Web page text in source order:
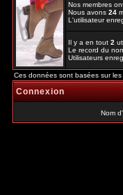
Nos membres
Nous avons24
L'utilisateur
Il y a en tout2
Le record du
Utilisateurs
Ces données sont basées sur
Connexion
Nom